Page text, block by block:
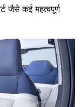
जैसे कई महत्वपूर्ण